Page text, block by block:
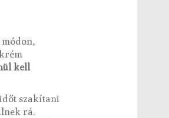
módon,
kell
szakítani
rá.